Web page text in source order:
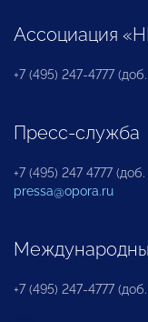
Ассоциация
+7 (495) 247-4777
Пресс-служба
+7 (495) 247 4777 (доб.
pressa@opora.ru
+7 (495) 247-4777